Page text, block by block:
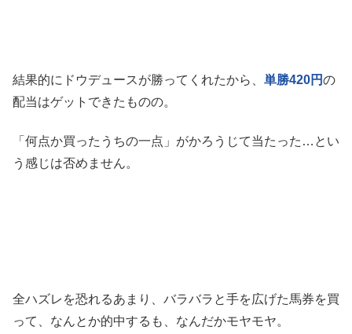
結果的にドウデュースが勝ってくれたから、 単勝420円の
配当はゲットできたものの。
「何点か買ったうちの一点」がかろうじて当たった…とい
う感じは否めません。
全ハズレを恐れるあまり、バラバラと手を広げた馬券を買
って、なんとか的中するも、なんだかモヤモヤ。